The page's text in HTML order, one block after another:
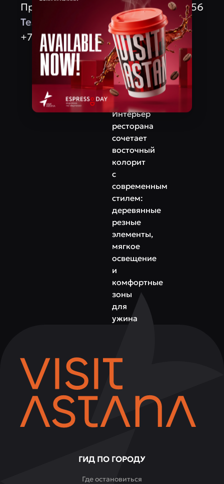
включают
травяные
чаи,
свежевыжатые
соки
и
классические
восточные
напитки.
Интерьер
ресторана
сочетает
восточный
колорит
с
современным
стилем:
деревянные
резные
элементы,
мягкое
освещение
и
комфортные
зоны
для
ужина
Кашгар
—
это
каждый
​Проспект Ракымжан Кошкарбаев, 56
Телефон
+7‒778‒590‒88‒57
ГИД ПО ГОРОДУ
Где остановиться